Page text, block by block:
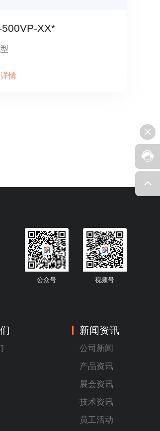
500VP-XX*
情
公众号 视频号
新闻资讯
公司新闻
产品资讯
展会资讯
技术资讯
员工活动